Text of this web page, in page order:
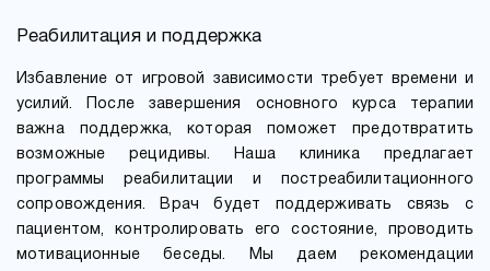
Реабилитация и поддержка
Избавление от игровой зависимости требует времени и
усилий. После завершения основного курса терапии
важна поддержка, которая поможет предотвратить
возможные рецидивы. Наша клиника предлагает
программы реабилитации и постреабилитационного
сопровождения. Врач будет поддерживать связь с
пациентом, контролировать его состояние, проводить
мотивационные беседы. Мы даем рекомендации